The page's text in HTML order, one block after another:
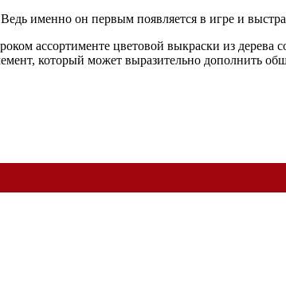
именно он первым появляется в игре и
ассортименте цветовой выкраски из дерева
который может выразительно дополнить